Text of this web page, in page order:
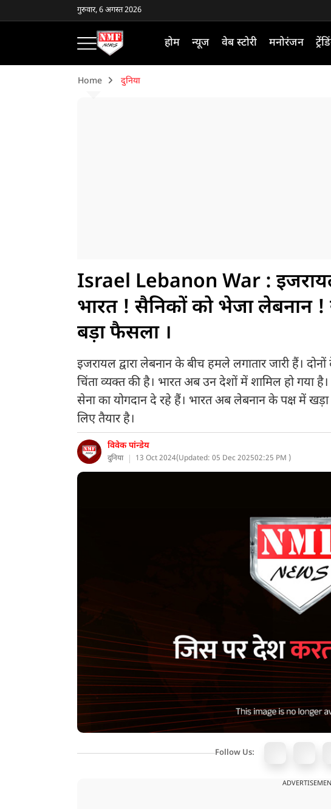
गुरुवार, 6 अगस्त 2026
होम न्यूज वेब स्टोरी मनोरंजन
Home दुनिया
Israel Lebanon War :
भारत ! सैनिकों को भेजा लेबनान !
बड़ा फैसला ।
इजरायल द्वारा लेबनान के बीच हमले लगातार जारी हैं।
चिंता व्यक्त की है। भारत अब उन देशों में शामिल हो गया
सेना का योगदान दे रहे हैं। भारत अब लेबनान के पक्ष में
लिए तैयार है।
विवेक पांन्डेय
दुनिया 13 Oct 2024(Updated: 05 Dec 202502:25 PM )
Follow Us: